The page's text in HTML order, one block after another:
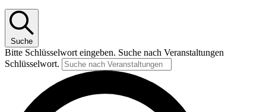
Suche
Bitte Schlüsselwort eingeben. Suche nach Veranstaltungen
Schlüsselwort.